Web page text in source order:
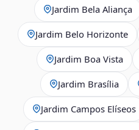
Jardim Bela Aliança
Jardim Belo Horizonte
Jardim Boa Vista
Jardim Brasília
Jardim Campos Elíseos